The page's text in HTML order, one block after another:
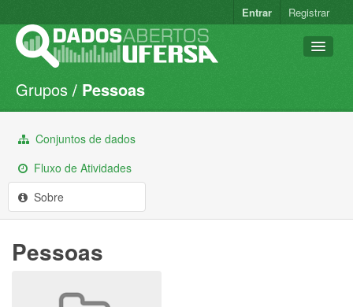
Entrar Registrar
Conjuntos de dados
Organizações
Grupos
Sobre
Grupos Pessoas
Conjuntos de dados
Fluxo de Atividades
Sobre
Pessoas